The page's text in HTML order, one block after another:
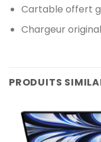
Cartable offert
Chargeur
PRODUITS